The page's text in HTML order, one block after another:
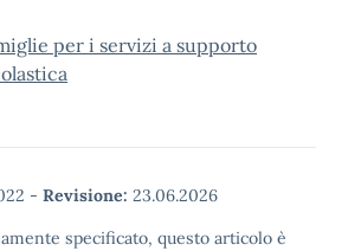
per i servizi a supporto
- Revisione: 23.06.2026
specificato, questo articolo è